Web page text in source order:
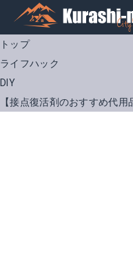
トップ
ライフハック
DIY
【接点復活剤のおすすめ代